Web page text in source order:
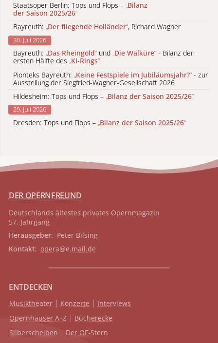
Staatsoper Berlin: Tops und Flops – „Bilanz
der Saison 2025/26“
Bayreuth: „Der fliegende Holländer“, Richard Wagner
30. Juli 2026
Bayreuth: „Das Rheingold“ und „Die Walküre“ - Bilanz der
ersten Hälfte des „KI-Rings“
Pionteks Bayreuth: „Keine Festspiele im Jubiläumsjahr?“ - zur
Ausstellung der Siegfried-Wagner-Gesellschaft 2026
Hildesheim: Tops und Flops – „Bilanz der Saison 2025/26“
29. Juli 2026
Dresden: Tops und Flops – „Bilanz der Saison 2025/26“
DER OPERNFREUND
Deutschlands ältestes privates Opernmagazin
57. Jahrgang
Herausgeber: Peter Bilsing
Kontakt: opera@e.mail.de
ENTDECKEN
Musiktheater Konzerte
Interviews
Opernhäuser A–Z
Bücherecke
Silberscheiben
Der OF-Stern